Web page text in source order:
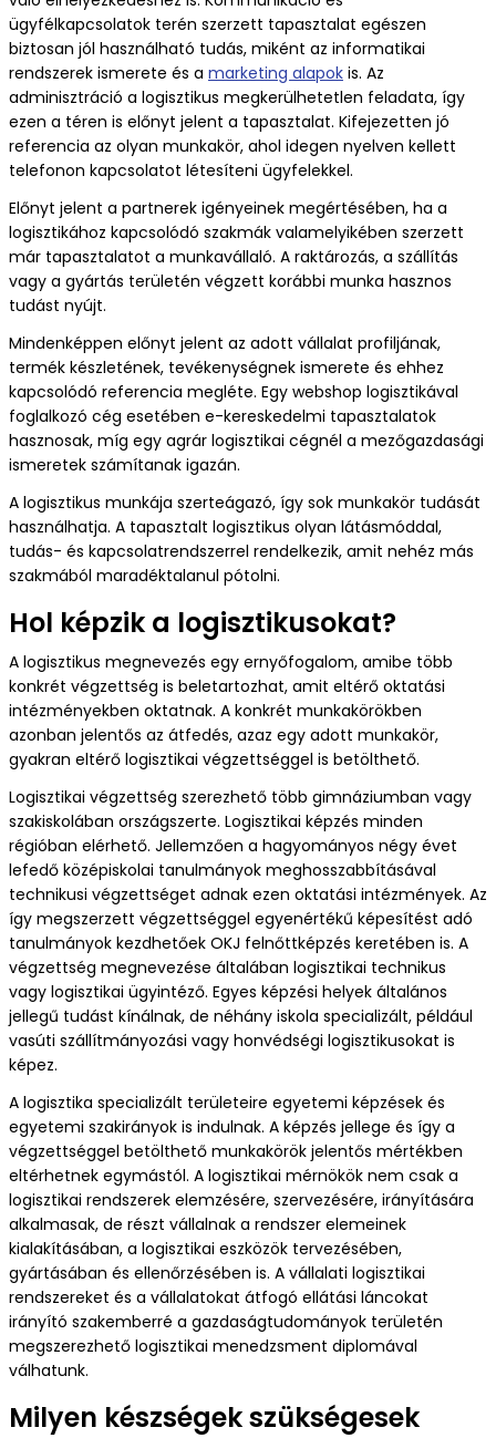
ügyfélkapcsolatok terén szerzett tapasztalat egészen
biztosan jól használható tudás, miként az informatikai
rendszerek ismerete és a marketing alapok is. Az
adminisztráció a logisztikus megkerülhetetlen feladata, így
ezen a téren is előnyt jelent a tapasztalat. Kifejezetten jó
referencia az olyan munkakör, ahol idegen nyelven kellett
telefonon kapcsolatot létesíteni ügyfelekkel.
Előnyt jelent a partnerek igényeinek megértésében, ha a
logisztikához kapcsolódó szakmák valamelyikében szerzett
már tapasztalatot a munkavállaló. A raktározás, a szállítás
vagy a gyártás területén végzett korábbi munka hasznos
tudást nyújt.
Mindenképpen előnyt jelent az adott vállalat profiljának,
termék készletének, tevékenységnek ismerete és ehhez
kapcsolódó referencia megléte. Egy webshop logisztikával
foglalkozó cég esetében e-kereskedelmi tapasztalatok
hasznosak, míg egy agrár logisztikai cégnél a mezőgazdasági
ismeretek számítanak igazán.
A logisztikus munkája szerteágazó, így sok munkakör tudását
használhatja. A tapasztalt logisztikus olyan látásmóddal,
tudás- és kapcsolatrendszerrel rendelkezik, amit nehéz más
szakmából maradéktalanul pótolni.
Hol képzik a logisztikusokat?
A logisztikus megnevezés egy ernyőfogalom, amibe több
konkrét végzettség is beletartozhat, amit eltérő oktatási
intézményekben oktatnak. A konkrét munkakörökben
azonban jelentős az átfedés, azaz egy adott munkakör,
gyakran eltérő logisztikai végzettséggel is betölthető.
Logisztikai végzettség szerezhető több gimnáziumban vagy
szakiskolában országszerte. Logisztikai képzés minden
régióban elérhető. Jellemzően a hagyományos négy évet
lefedő középiskolai tanulmányok meghosszabbításával
technikusi végzettséget adnak ezen oktatási intézmények. Az
így megszerzett végzettséggel egyenértékű képesítést adó
tanulmányok kezdhetőek OKJ felnőttképzés keretében is. A
végzettség megnevezése általában logisztikai technikus
vagy logisztikai ügyintéző. Egyes képzési helyek általános
jellegű tudást kínálnak, de néhány iskola specializált, például
vasúti szállítmányozási vagy honvédségi logisztikusokat is
képez.
A logisztika specializált területeire egyetemi képzések és
egyetemi szakirányok is indulnak. A képzés jellege és így a
végzettséggel betölthető munkakörök jelentős mértékben
eltérhetnek egymástól. A logisztikai mérnökök nem csak a
logisztikai rendszerek elemzésére, szervezésére, irányítására
alkalmasak, de részt vállalnak a rendszer elemeinek
kialakításában, a logisztikai eszközök tervezésében,
gyártásában és ellenőrzésében is. A vállalati logisztikai
rendszereket és a vállalatokat átfogó ellátási láncokat
irányító szakemberré a gazdaságtudományok területén
megszerezhető logisztikai menedzsment diplomával
válhatunk.
Milyen készségek szükségesek